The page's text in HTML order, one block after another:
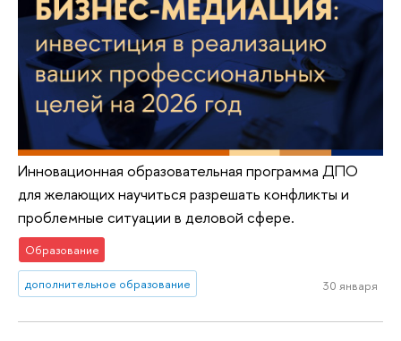
Инновационная образовательная программа ДПО
для желающих научиться разрешать конфликты и
проблемные ситуации в деловой сфере.
Образование
дополнительное образование 30 января